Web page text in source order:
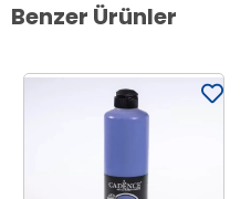
Benzer Ürünler